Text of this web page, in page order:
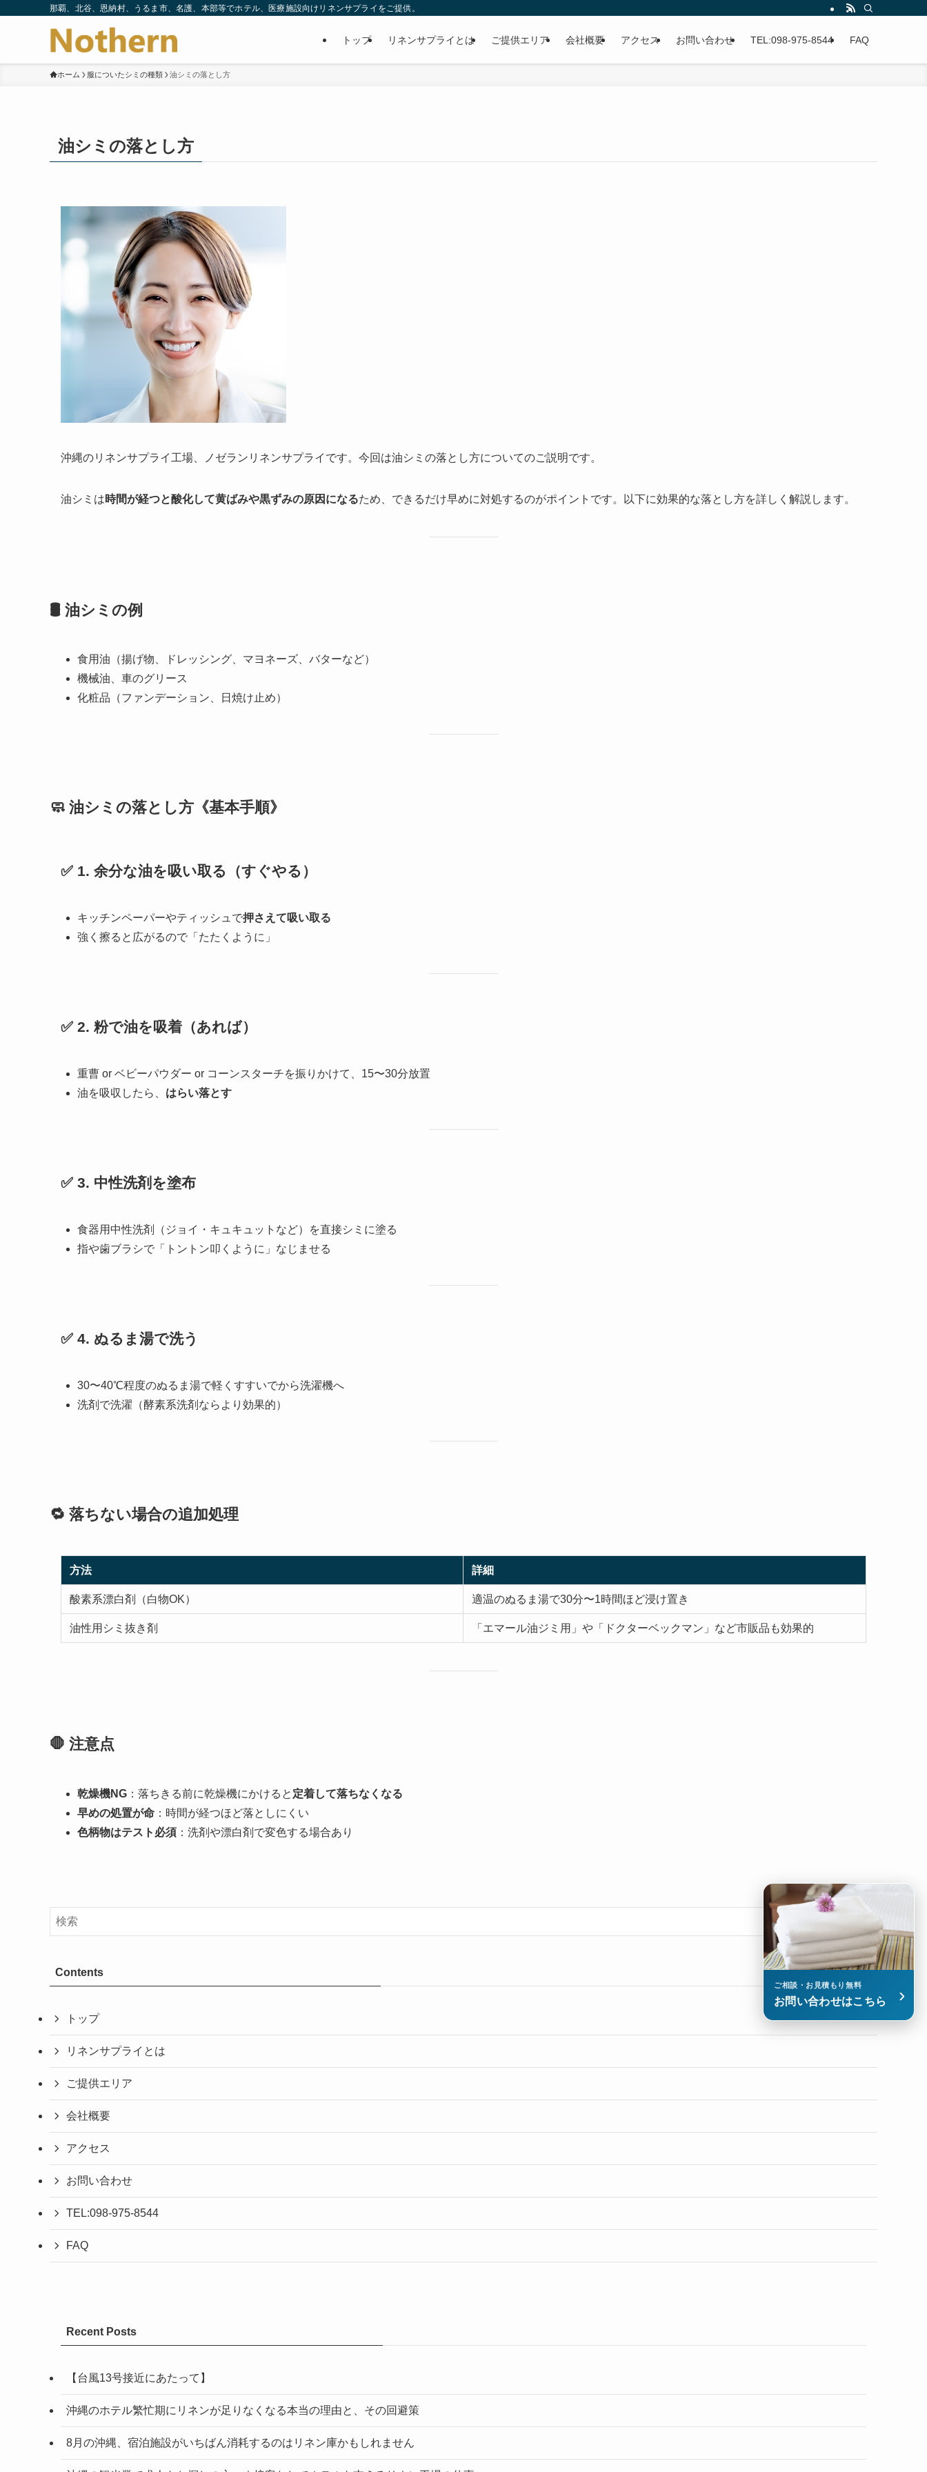
那覇、北谷、恩納村、うるま市、名護、本部等でホテル、医療施設向けリネンサプライをご提供。
トップ リネンサプライとは ご提供エリア 会社概要 アクセス お問い合わせ TEL:098-975-8544 FAQ
ホーム 服についたシミの種類 油シミの落とし方
油シミの落とし方
沖縄のリネンサプライ工場、ノゼランリネンサプライです。今回は油シミの落とし方についてのご説明です。
油シミは時間が経つと酸化して黄ばみや黒ずみの原因になるため、できるだけ早めに対処するのがポイントです。以下に効果的な落とし方を詳しく解説します。
🛢 油シミの例
食用油（揚げ物、ドレッシング、マヨネーズ、バターなど）
機械油、車のグリース
化粧品（ファンデーション、日焼け止め）
🧼 油シミの落とし方《基本手順》
✅ 1. 余分な油を吸い取る（すぐやる）
キッチンペーパーやティッシュで押さえて吸い取る
強く擦ると広がるので「たたくように」
✅ 2. 粉で油を吸着（あれば）
重曹 or ベビーパウダー or コーンスターチを振りかけて、15〜30分放置
油を吸収したら、 はらい落とす
✅ 3. 中性洗剤を塗布
食器用中性洗剤（ジョイ・キュキュットなど）を直接シミに塗る
指や歯ブラシで「トントン叩くように」なじませる
✅ 4. ぬるま湯で洗う
30〜40℃程度のぬるま湯で軽くすすいでから洗濯機へ
洗剤で洗濯（酵素系洗剤ならより効果的）
🔁 落ちない場合の追加処理
方法 詳細
酸素系漂白剤（白物OK） 適温のぬるま湯で30分〜1時間ほど浸け置き
油性用シミ抜き剤 「エマール油ジミ用」や「ドクターベックマン」など市販品も効果的
🛑 注意点
乾燥機NG ：落ちきる前に乾燥機にかけると 定着して落ちなくなる
早めの処置が命 ：時間が経つほど落としにくい
色柄物はテスト必須 ：洗剤や漂白剤で変色する場合あり
Contents
トップ
リネンサプライとは
ご提供エリア
会社概要
アクセス
お問い合わせ
TEL:098-975-8544
FAQ
Recent Posts
【台風13号接近にあたって】
沖縄のホテル繁忙期にリネンが足りなくなる本当の理由と、その回避策
8月の沖縄、宿泊施設がいちばん消耗するのはリネン庫かもしれません
ご相談・お見積もり無料
お問い合わせはこちら ›